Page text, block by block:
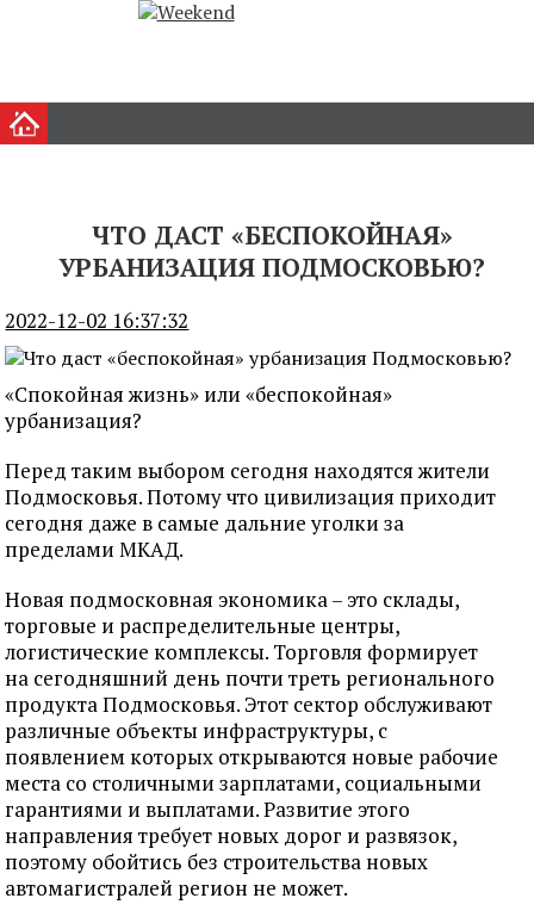
ЧТО ДАСТ «БЕСПОКОЙНАЯ»
УРБАНИЗАЦИЯ ПОДМОСКОВЬЮ?
2022-12-02 16:37:32
«Спокойная жизнь» или «беспокойная»
урбанизация?
Перед таким выбором сегодня находятся жители
Подмосковья. Потому что цивилизация приходит
сегодня даже в самые дальние уголки за
пределами МКАД.
Новая подмосковная экономика – это склады,
торговые и распределительные центры,
логистические комплексы. Торговля формирует
на сегодняшний день почти треть регионального
продукта Подмосковья. Этот сектор обслуживают
различные объекты инфраструктуры, с
появлением которых открываются новые рабочие
места со столичными зарплатами, социальными
гарантиями и выплатами. Развитие этого
направления требует новых дорог и развязок,
поэтому обойтись без строительства новых
автомагистралей регион не может.